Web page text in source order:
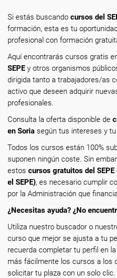
Si estás buscando cursos del
formación, esta es tu
profesional con formación
Aquí encontrarás cursos gratis
SEPEy otros organismos
dirigida tanto a trabajadores/as
activo que deseen adquirir
profesionales.
Consulta la oferta disponible de
en Soria según tus intereses y
Todos los cursos están 100%
suponen ningún coste. Sin
estos cursos gratuitos del
el SEPE), es necesario cumplir
por la Administración que
¿Necesitas ayuda? ¿No
Utiliza nuestro buscador o
curso que mejor se ajusta a tu
recuerda completar tu perfil en
más fácilmente los cursos a los
solicitar tu plaza con un solo clic.